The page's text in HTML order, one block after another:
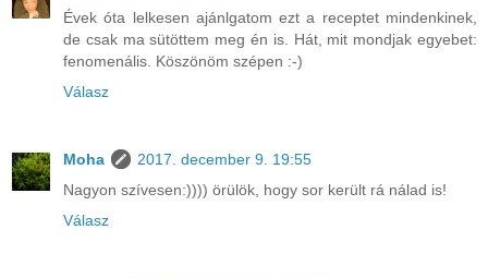
Évek óta lelkesen ajánlgatom ezt a receptet mindenkinek,
de csak ma sütöttem meg én is. Hát, mit mondjak egyebet:
fenomenális. Köszönöm szépen :-)
Válasz
Moha
2017. december 9. 19:55
Nagyon szívesen:)))) örülök, hogy sor került rá nálad is!
Válasz